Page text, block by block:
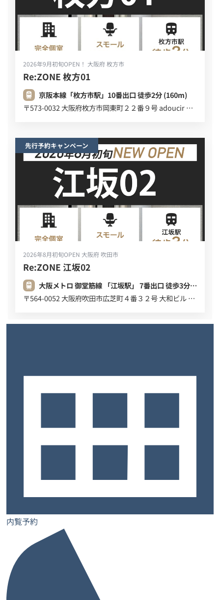
2026年9月初旬OPEN！ 大阪府 枚方市
Re:ZONE 枚方01
京阪本線「枚方市駅」10番出口 徒歩2分 (160m)
〒573-0032 大阪府枚方市岡東町２２番９号 adoucir ２Ｆ
先行予約キャンペーン
2026年8月初旬OPEN 大阪府 吹田市
Re:ZONE 江坂02
大阪メトロ 御堂筋線 「江坂駅」 7番出口 徒歩3分 (220m)
〒564-0052 大阪府吹田市広芝町４番３２号 大和ビル ６Ｆ
レンタルオフィスへの内覧や
ご不明点などお気軽にお問い合わせください
内覧予
約
お問い合わ
せ
LINE無料相
談
お電話でのお問い合わせはこちらから
0120-435-022
9:00～18:00（土日祝を除く）
内覧予約